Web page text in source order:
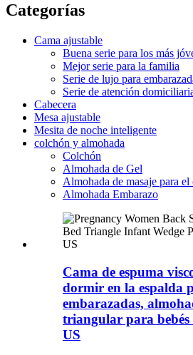
Categorías
Cama ajustable
Buena serie para los más
Mejor serie para la familia
Serie de lujo para
Serie de atención
Cabecera
Mesa ajustable
Mesita de noche inteligente
colchón y almohada
Colchón
Almohada de Gel
Almohada de masaje para el
Almohada Embarazo
Cama de espuma
dormir en la espalda
embarazadas,
triangular para
US